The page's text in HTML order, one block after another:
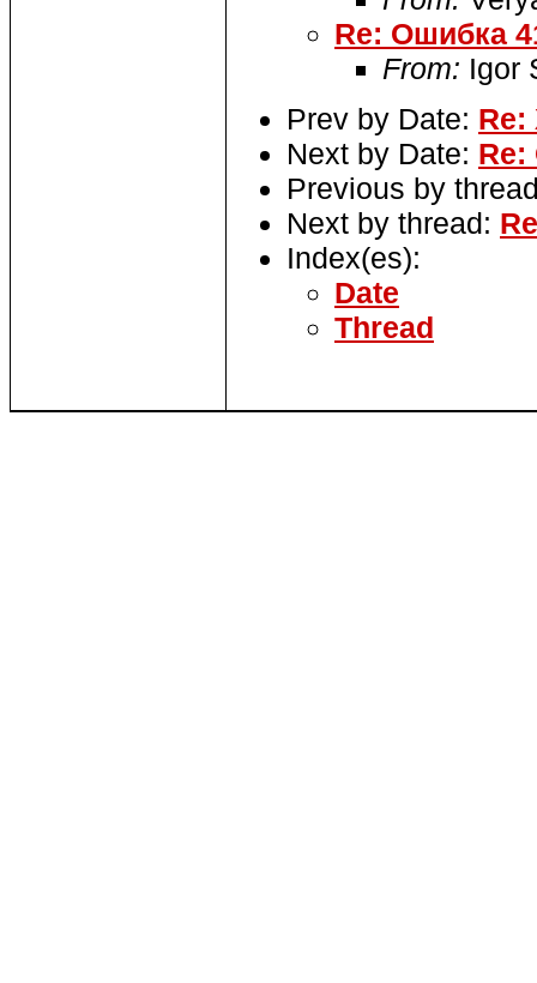
Re: Ошибка
From: Igor
Prev by Date: Re:
Next by Date: Re:
Previous by
Next by thread:
Index(es):
Date
Thread